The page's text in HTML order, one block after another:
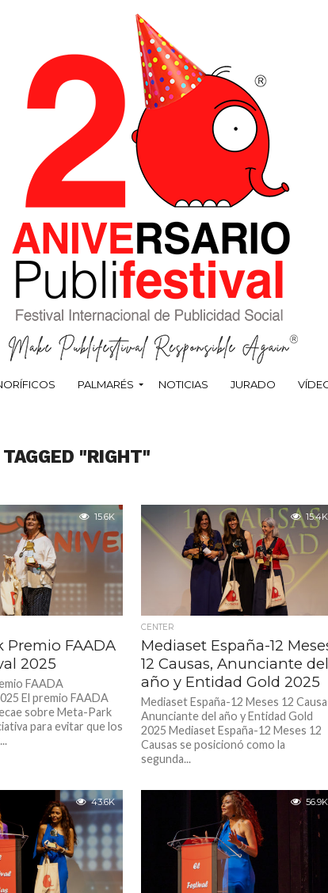
PALMARÉS NOTICIAS JURADO
"RIGHT"
15.6K
Premio FAADA
2025
FAADA
El premio FAADA
sobre Meta-Park
para evitar que los
15.4K
CENTER
Mediaset España-12
12 Causas, Anunciante
año y Entidad Gold 2025
Mediaset España-12 Meses 12
Anunciante del año y Entidad Gold
2025 Mediaset España-12 Meses 12
Causas se posicionó como la
segunda...
43.6K 56.9K